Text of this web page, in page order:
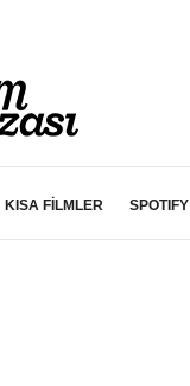
KISA FİLMLER SPOTIFY